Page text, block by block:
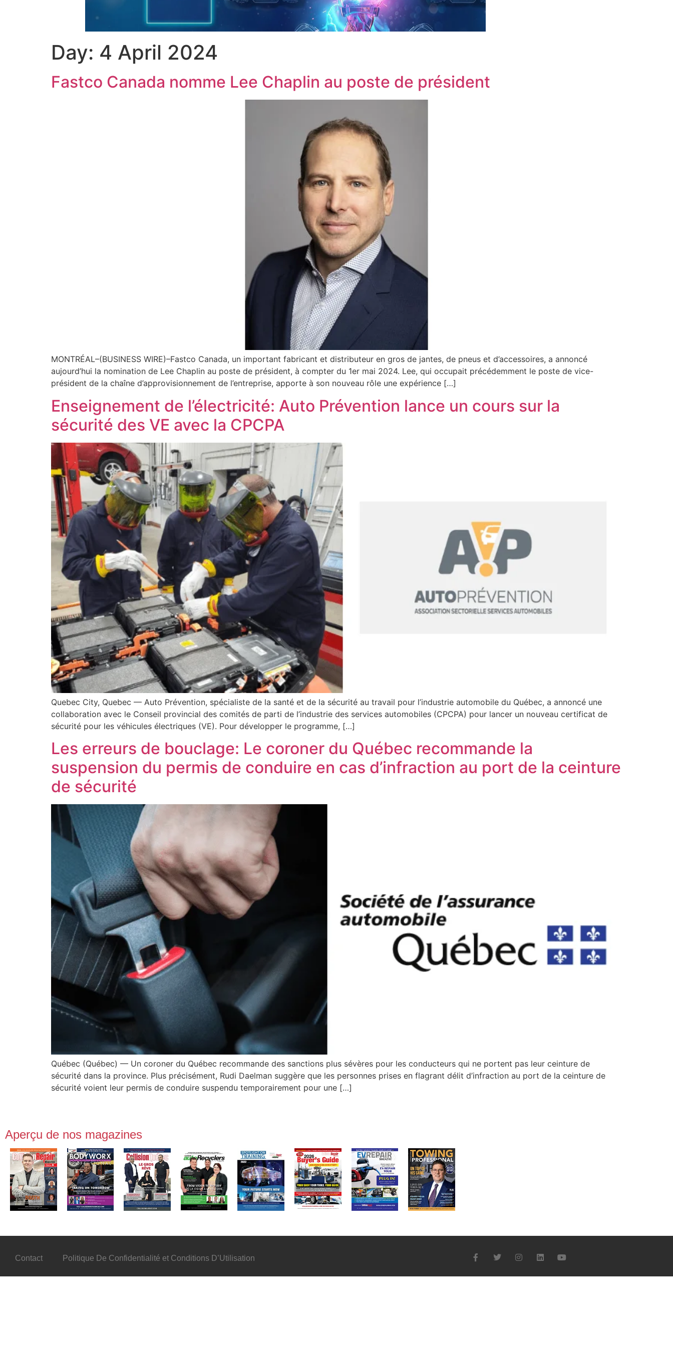
Day: 4 April 2024
Fastco Canada nomme Lee Chaplin au poste de président
MONTRÉAL–(BUSINESS WIRE)–Fastco Canada, un important fabricant et distributeur en gros de jantes, de pneus et d’accessoires, a annoncé
aujourd’hui la nomination de Lee Chaplin au poste de président, à compter du 1er mai 2024. Lee, qui occupait précédemment le poste de vice-
président de la chaîne d’approvisionnement de l’entreprise, apporte à son nouveau rôle une expérience […]
Enseignement de l’électricité: Auto Prévention lance un cours sur la
sécurité des VE avec la CPCPA
Quebec City, Quebec — Auto Prévention, spécialiste de la santé et de la sécurité au travail pour l’industrie automobile du Québec, a annoncé une
collaboration avec le Conseil provincial des comités de parti de l’industrie des services automobiles (CPCPA) pour lancer un nouveau certificat de
sécurité pour les véhicules électriques (VE). Pour développer le programme, […]
Les erreurs de bouclage: Le coroner du Québec recommande la
suspension du permis de conduire en cas d’infraction au port de la ceinture
de sécurité
Québec (Québec) — Un coroner du Québec recommande des sanctions plus sévères pour les conducteurs qui ne portent pas leur ceinture de
sécurité dans la province. Plus précisément, Rudi Daelman suggère que les personnes prises en flagrant délit d’infraction au port de la ceinture de
sécurité voient leur permis de conduire suspendu temporairement pour une […]
Aperçu de nos magazines
Contact Politique De Confidentialité et Conditions D’Utilisation